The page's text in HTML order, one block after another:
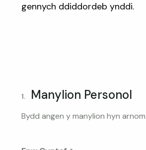
gennych ddiddordeb ynddi.
1. Manylion Personol
Bydd angen y manylion hyn